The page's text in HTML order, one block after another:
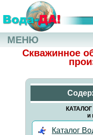
Скважинное
и
Каталог
МЕНЮ